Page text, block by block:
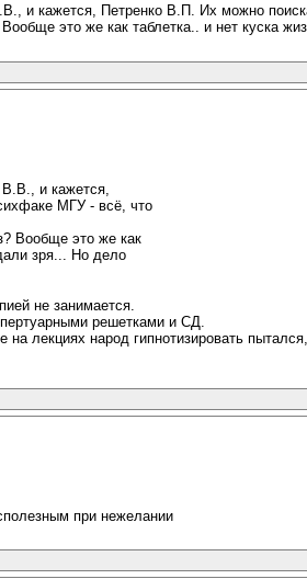
и кажется, Петренко В.П. Их можно
это же как таблетка.. и нет куска
В.В., и кажется,
МГУ - всё, что
Вообще это же как
зря... Но дело
не занимается.
решетками и СД.
лекциях народ гипнотизировать
при нежелании